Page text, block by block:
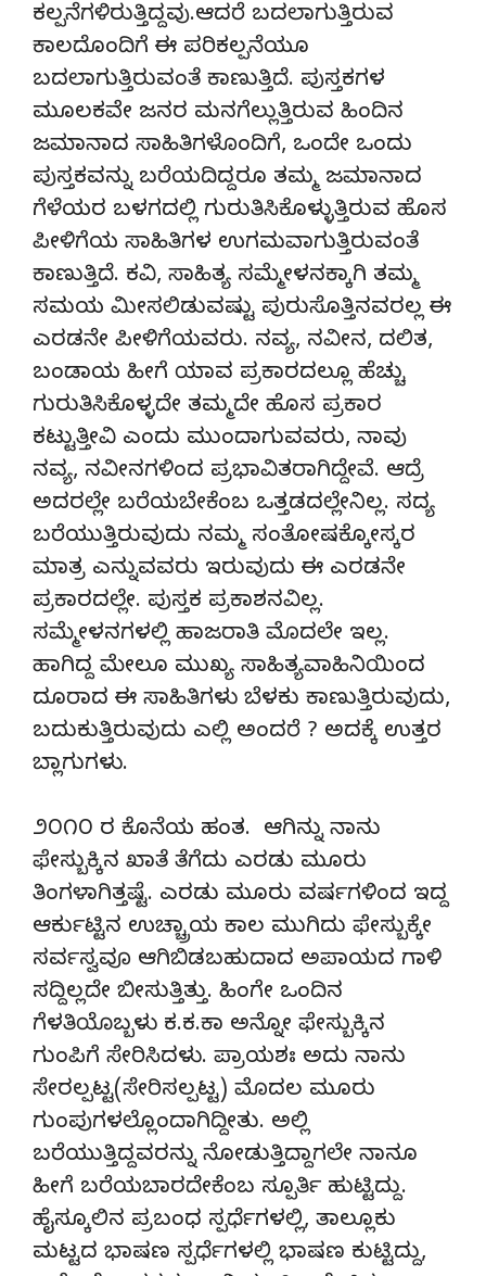
ಕಲ್ಪನೆಗಳಿರುತ್ತಿದ್ದವು.ಆದರೆ ಬದಲಾಗುತ್ತಿರುವ
ಕಾಲದೊಂದಿಗೆ ಈ ಪರಿಕಲ್ಪನೆಯೂ
ಬದಲಾಗುತ್ತಿರುವಂತೆ ಕಾಣುತ್ತಿದೆ. ಪುಸ್ತಕಗಳ
ಮೂಲಕವೇ ಜನರ ಮನಗೆಲ್ಲುತ್ತಿರುವ ಹಿಂದಿನ
ಜಮಾನಾದ ಸಾಹಿತಿಗಳೊಂದಿಗೆ, ಒಂದೇ ಒಂದು
ಪುಸ್ತಕವನ್ನು ಬರೆಯದಿದ್ದರೂ ತಮ್ಮ ಜಮಾನಾದ
ಗೆಳೆಯರ ಬಳಗದಲ್ಲಿ ಗುರುತಿಸಿಕೊಳ್ಳುತ್ತಿರುವ ಹೊಸ
ಪೀಳಿಗೆಯ ಸಾಹಿತಿಗಳ ಉಗಮವಾಗುತ್ತಿರುವಂತೆ
ಕಾಣುತ್ತಿದೆ. ಕವಿ, ಸಾಹಿತ್ಯ ಸಮ್ಮೇಳನಕ್ಕಾಗಿ ತಮ್ಮ
ಸಮಯ ಮೀಸಲಿಡುವಷ್ಟು ಪುರುಸೊತ್ತಿನವರಲ್ಲ ಈ
ಎರಡನೇ ಪೀಳಿಗೆಯವರು. ನವ್ಯ, ನವೀನ, ದಲಿತ,
ಬಂಡಾಯ ಹೀಗೆ ಯಾವ ಪ್ರಕಾರದಲ್ಲೂ ಹೆಚ್ಚು
ಗುರುತಿಸಿಕೊಳ್ಳದೇ ತಮ್ಮದೇ ಹೊಸ ಪ್ರಕಾರ
ಕಟ್ಟುತ್ತೀವಿ ಎಂದು ಮುಂದಾಗುವವರು, ನಾವು
ನವ್ಯ, ನವೀನಗಳಿಂದ ಪ್ರಭಾವಿತರಾಗಿದ್ದೇವೆ. ಆದ್ರೆ
ಅದರಲ್ಲೇ ಬರೆಯಬೇಕೆಂಬ ಒತ್ತಡದಲ್ಲೇನಿಲ್ಲ. ಸದ್ಯ
ಬರೆಯುತ್ತಿರುವುದು ನಮ್ಮ ಸಂತೋಷಕ್ಕೋಸ್ಕರ
ಮಾತ್ರ ಎನ್ನುವವರು ಇರುವುದು ಈ ಎರಡನೇ
ಪ್ರಕಾರದಲ್ಲೇ. ಪುಸ್ತಕ ಪ್ರಕಾಶನವಿಲ್ಲ.
ಸಮ್ಮೇಳನಗಳಲ್ಲಿ ಹಾಜರಾತಿ ಮೊದಲೇ ಇಲ್ಲ.
ಹಾಗಿದ್ದ ಮೇಲೂ ಮುಖ್ಯ ಸಾಹಿತ್ಯವಾಹಿನಿಯಿಂದ
ದೂರಾದ ಈ ಸಾಹಿತಿಗಳು ಬೆಳಕು ಕಾಣುತ್ತಿರುವುದು,
ಬದುಕುತ್ತಿರುವುದು ಎಲ್ಲಿ ಅಂದರೆ ? ಅದಕ್ಕೆ ಉತ್ತರ
ಬ್ಲಾಗುಗಳು.
೨೦೧೦ ರ ಕೊನೆಯ ಹಂತ. ಆಗಿನ್ನು ನಾನು
ಫೇಸ್ಬುಕ್ಕಿನ ಖಾತೆ ತೆಗೆದು ಎರಡು ಮೂರು
ತಿಂಗಳಾಗಿತ್ತಷ್ಟೆ. ಎರಡು ಮೂರು ವರ್ಷಗಳಿಂದ ಇದ್ದ
ಆರ್ಕುಟ್ಟಿನ ಉಚ್ಚ್ರಾಯ ಕಾಲ ಮುಗಿದು ಫೇಸ್ಬುಕ್ಕೇ
ಸರ್ವಸ್ವವೂ ಆಗಿಬಿಡಬಹುದಾದ ಅಪಾಯದ ಗಾಳಿ
ಸದ್ದಿಲ್ಲದೇ ಬೀಸುತ್ತಿತ್ತು. ಹಿಂಗೇ ಒಂದಿನ
ಗೆಳತಿಯೊಬ್ಬಳು ಕ.ಕ.ಕಾ ಅನ್ನೋ ಫೇಸ್ಬುಕ್ಕಿನ
ಗುಂಪಿಗೆ ಸೇರಿಸಿದಳು. ಪ್ರಾಯಶಃ ಅದು ನಾನು
ಸೇರಲ್ಪಟ್ಟ(ಸೇರಿಸಲ್ಪಟ್ಟ) ಮೊದಲ ಮೂರು
ಗುಂಪುಗಳಲ್ಲೊಂದಾಗಿದ್ದೀತು. ಅಲ್ಲಿ
ಬರೆಯುತ್ತಿದ್ದವರನ್ನು ನೋಡುತ್ತಿದ್ದಾಗಲೇ ನಾನೂ
ಹೀಗೆ ಬರೆಯಬಾರದೇಕೆಂಬ ಸ್ಪೂರ್ತಿ ಹುಟ್ಟಿದ್ದು.
ಹೈಸ್ಕೂಲಿನ ಪ್ರಬಂಧ ಸ್ಪರ್ಧೆಗಳಲ್ಲಿ, ತಾಲ್ಲೂಕು
ಮಟ್ಟದ ಭಾಷಣ ಸ್ಪರ್ಧೆಗಳಲ್ಲಿ ಭಾಷಣ ಕುಟ್ಟಿದ್ದು,